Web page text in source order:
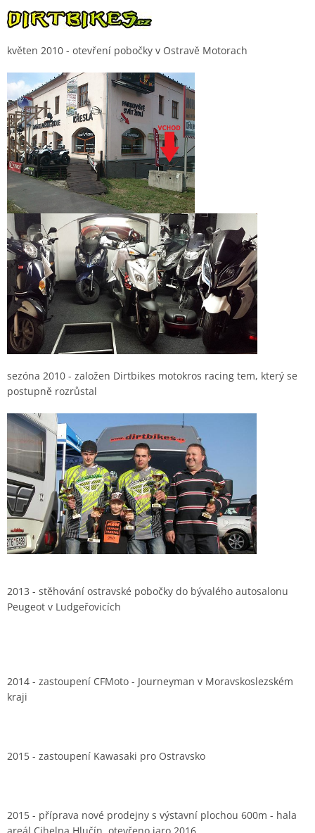
květen 2010 - otevření pobočky v Ostravě Motorach
sezóna 2010 - založen Dirtbikes motokros racing tem, který se
postupně rozrůstal
2013 - stěhování ostravské pobočky do bývalého autosalonu
Peugeot v Ludgeřovicích
2014 - zastoupení CFMoto - Journeyman v Moravskoslezském
kraji
2015 - zastoupení Kawasaki pro Ostravsko
2015 - příprava nové prodejny s výstavní plochou 600m - hala